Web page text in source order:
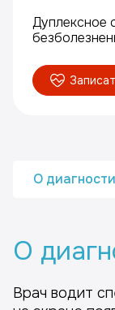
Дуплексное
О
О
Врач водит